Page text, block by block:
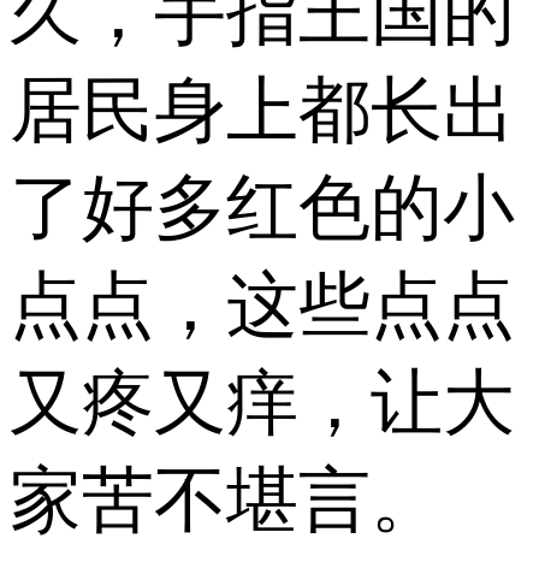
居民身上都长出
了好多红色的小
点点，这些点点
又疼又痒，让大
家苦不堪言。